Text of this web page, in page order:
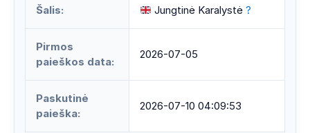
Šalis: Jungtinė Karalystė?
Pirmos
paieškos data:
2026-07-05
Paskutinė
paieška:
2026-07-10 04:09:53